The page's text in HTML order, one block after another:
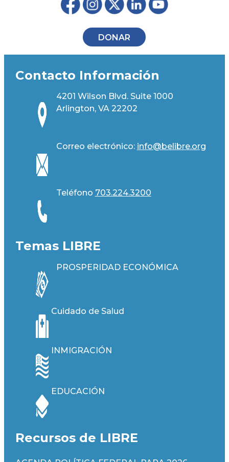
DONAR
Contacto Información
4201 Wilson Blvd. Suite 1000
Arlington, VA 22202
Correo electrónico: info@belibre.org
Teléfono 703.224.3200
Temas LIBRE
PROSPERIDAD ECONÓMICA
Cuidado de Salud
INMIGRACIÓN
EDUCACIÓN
Recursos de LIBRE